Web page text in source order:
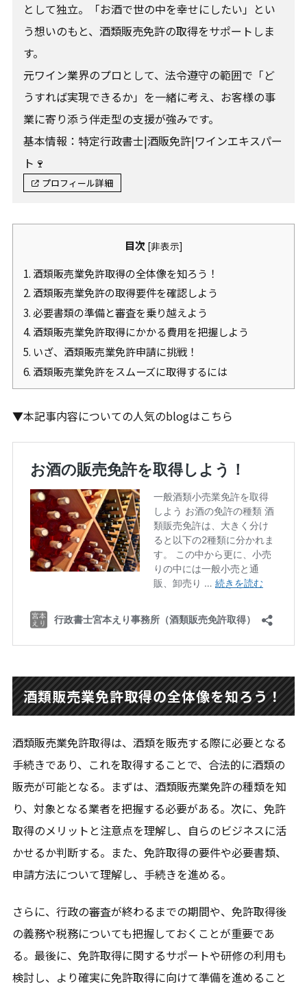
として独立。「お酒で世の中を幸せにしたい」とい
う想いのもと、酒類販売免許の取得をサポートしま
す。
元ワイン業界のプロとして、法令遵守の範囲で「ど
うすれば実現できるか」を一緒に考え、お客様の事
業に寄り添う伴走型の支援が強みです。
基本情報：特定行政書士|酒販免許|ワインエキスパー
ト🍷
プロフィール詳細
目次 [非表示]
1. 酒類販売業免許取得の全体像を知ろう！
2. 酒類販売業免許の取得要件を確認しよう
3.必要書類の準備と審査を乗り越えよう
4. 酒類販売業免許取得にかかる費用を把握しよう
5. いざ、酒類販売業免許申請に挑戦！
6. 酒類販売業免許をスムーズに取得するには
▼本記事内容についての人気のblogはこちら
酒類販売業免許取得の全体像を知ろう！
酒類販売業免許取得は、酒類を販売する際に必要となる
手続きであり、これを取得することで、合法的に酒類の
販売が可能となる。まずは、酒類販売業免許の種類を知
り、対象となる業者を把握する必要がある。次に、免許
取得のメリットと注意点を理解し、自らのビジネスに活
かせるか判断する。また、免許取得の要件や必要書類、
申請方法について理解し、手続きを進める。
さらに、行政の審査が終わるまでの期間や、免許取得後
の義務や税務についても把握しておくことが重要であ
る。最後に、免許取得に関するサポートや研修の利用も
検討し、より確実に免許取得に向けて準備を進めること